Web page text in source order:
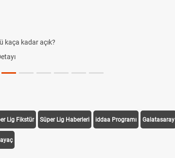
kaça kadar açık?
Lig Fikstür Süper Lig Haberleri iddaa Programı Galatasaray